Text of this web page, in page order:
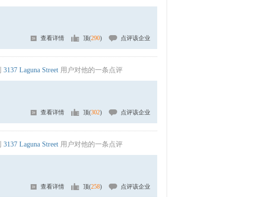
查看详情 顶(290) 点评该企业
3137 Laguna Street 用户对他的一条点评
查看详情 顶(302) 点评该企业
3137 Laguna Street 用户对他的一条点评
查看详情 顶(258) 点评该企业